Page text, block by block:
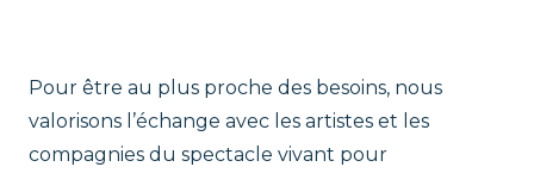
t
r
Pour être au plus proche des besoins, nous
valorisons l’échange avec les artistes et les
compagnies du spectacle vivant pour